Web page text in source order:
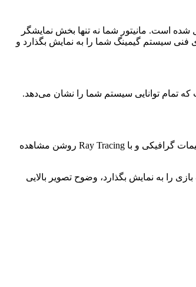
است. مانیتور شما نه تنها بخش نمایشگر
فنی سیستم گیمینگ شما را به نمایش بگذارد و
که تمام توانایی سیستم شما را نشان می‌دهد.
فکر کنید سیستمی خریداری کرده‌اید که دارای کارت گرافیکی قدرتمندی مانند RTX 4070 است و حالا می‌خواهید تمام زیبایی یک بازی، آن هم روی بالاترین تنظیمات گرافیکی و با Ray Tracing روشن مشاهده
را به نمایش بگذارد، وضوح تصویر بالایی